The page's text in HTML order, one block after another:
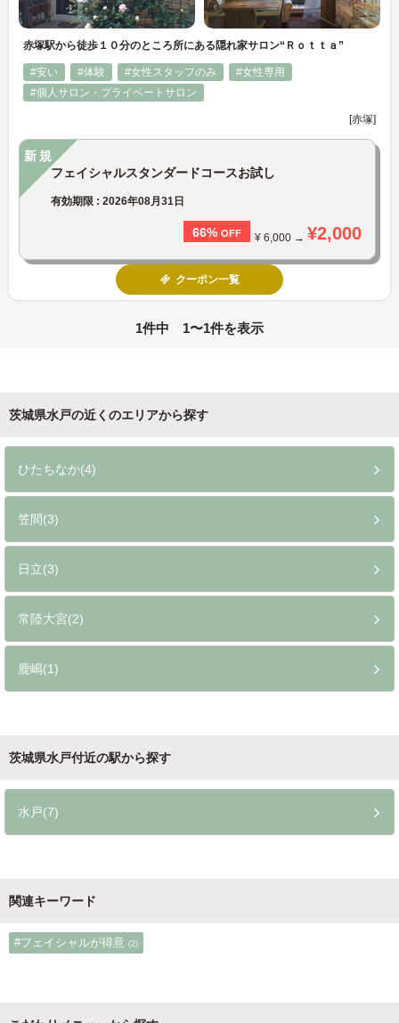
赤塚駅から徒歩１０分のところ所にある隠れ家サロン“Ｒｏｔｔａ”
#安い #体験 #女性スタッフのみ
#女性専用
#個人サロン・プライベートサロン
[赤塚]
新規
フェイシャルスタンダードコースお試し
有効期限 : 2026年08月31日
66% OFF ¥ 6,000 → ¥2,000
クーポン一覧
1件中 1〜1件を表示
茨城県水戸の近くのエリアから探す
ひたちなか(4)
笠間(3)
日立(3)
常陸大宮(2)
鹿嶋(1)
茨城県水戸付近の駅から探す
水戸(7)
関連キーワード
#フェイシャルが得意 (2)